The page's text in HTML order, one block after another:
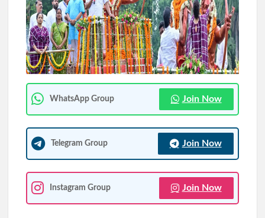
खराब साइकिलों पर बवाल: जनप्रतिनिधियों ने रुकवाया वितरण, पहले मरम्मत
के बाद ही छात्रों को मिलेगी साइकिल
जेपीएससी-जेएसएससी(JPSC) परीक्षा विवाद: विधानसभा घेराव के दौरान
WhatsApp Group Join Now
Telegram Group Join Now
Instagram Group Join Now